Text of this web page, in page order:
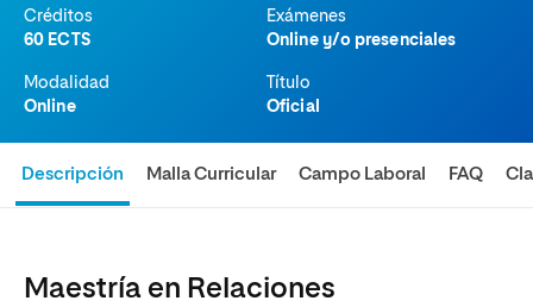
Créditos
60 ECTS
Exámenes
Online y/o presenciales
Modalidad
Online
Título
Oficial
Descripción Malla Curricular Campo Laboral FAQ
Maestría en Relaciones